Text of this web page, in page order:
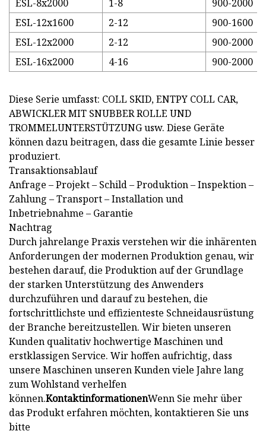
ESL-8x2000 1-8
900-2000
ESL-12x1600
2-12
900-1600
ESL-12x2000
2-12
900-2000
ESL-16x2000
4-16 900-2000
Diese Serie umfasst: COLL SKID, ENTPY COLL CAR,
ABWICKLER MIT SNUBBER ROLLE UND
TROMMELUNTERSTÜTZUNG usw. Diese Geräte
können dazu beitragen, dass die gesamte Linie besser
produziert.
Transaktionsablauf
Anfrage – Projekt – Schild – Produktion – Inspektion –
Zahlung – Transport – Installation und
Inbetriebnahme – Garantie
Nachtrag
Durch jahrelange Praxis verstehen wir die inhärenten
Anforderungen der modernen Produktion genau, wir
bestehen darauf, die Produktion auf der Grundlage
der starken Unterstützung des Anwenders
durchzuführen und darauf zu bestehen, die
fortschrittlichste und effizienteste Schneidausrüstung
der Branche bereitzustellen. Wir bieten unseren
Kunden qualitativ hochwertige Maschinen und
erstklassigen Service. Wir hoffen aufrichtig, dass
unsere Maschinen unseren Kunden viele Jahre lang
zum Wohlstand verhelfen
können.KontaktinformationenWenn Sie mehr über
das Produkt erfahren möchten, kontaktieren Sie uns
bitte